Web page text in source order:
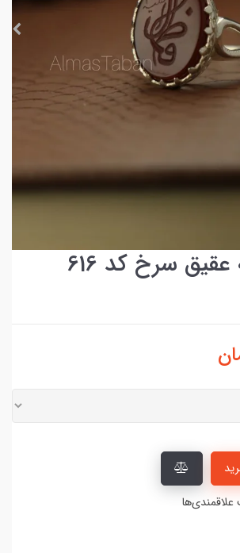
عقیق سرخ کد 616